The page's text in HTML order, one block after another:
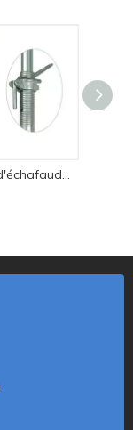
Support d'échafaudage en acier peint robuste au Moyen-Orient, offre spéciale